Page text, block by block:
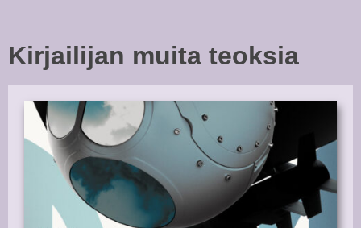
Kirjailijan muita teoksia